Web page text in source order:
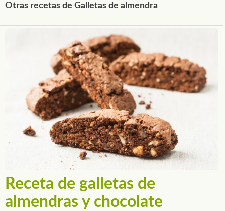
Otras recetas de Galletas de almendra
Receta de galletas de
almendras y chocolate